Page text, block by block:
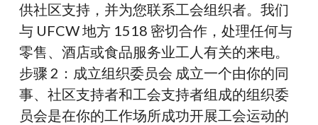
供社区支持，并为您联系工会组织者。我们
与 UFCW 地方 1518 密切合作，处理任何与
零售、酒店或食品服务业工人有关的来电。
步骤 2：成立组织委员会 成立一个由你的同
事、社区支持者和工会支持者组成的组织委
员会是在你的工作场所成功开展工会运动的